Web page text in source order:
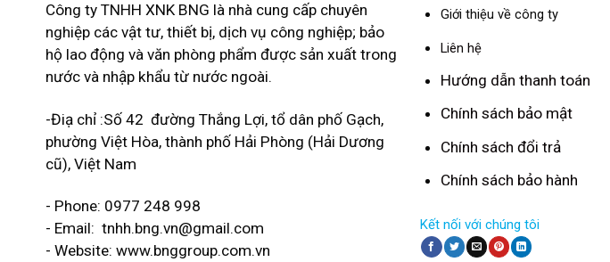
Công ty TNHH XNK BNG là nhà cung cấp chuyên
nghiệp các vật tư, thiết bị, dịch vụ công nghiệp; bảo
hộ lao động và văn phòng phẩm được sản xuất trong
nước và nhập khẩu từ nước ngoài.
-Điạ chỉ :Số 42 đường Thắng Lợi, tổ dân phố Gạch,
phường Việt Hòa, thành phố Hải Phòng (Hải Dương
cũ), Việt Nam
- Phone: 0977 248 998
- Email: tnhh.bng.vn@gmail.com
- Website: www.bnggroup.com.vn
Giới thiệu về công ty
Liên hệ
Hướng dẫn thanh toán
Chính sách bảo mật
Chính sách đổi trả
Chính sách bảo hành
Kết nối với chúng tôi